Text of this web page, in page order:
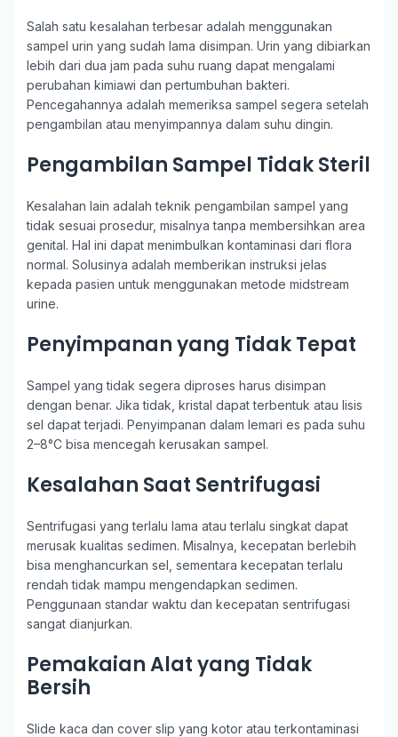
Salah satu kesalahan terbesar adalah menggunakan
sampel urin yang sudah lama disimpan. Urin yang dibiarkan
lebih dari dua jam pada suhu ruang dapat mengalami
perubahan kimiawi dan pertumbuhan bakteri.
Pencegahannya adalah memeriksa sampel segera setelah
pengambilan atau menyimpannya dalam suhu dingin.
Pengambilan Sampel Tidak Steril
Kesalahan lain adalah teknik pengambilan sampel yang
tidak sesuai prosedur, misalnya tanpa membersihkan area
genital. Hal ini dapat menimbulkan kontaminasi dari flora
normal. Solusinya adalah memberikan instruksi jelas
kepada pasien untuk menggunakan metode midstream
urine.
Penyimpanan yang Tidak Tepat
Sampel yang tidak segera diproses harus disimpan
dengan benar. Jika tidak, kristal dapat terbentuk atau lisis
sel dapat terjadi. Penyimpanan dalam lemari es pada suhu
2–8°C bisa mencegah kerusakan sampel.
Kesalahan Saat Sentrifugasi
Sentrifugasi yang terlalu lama atau terlalu singkat dapat
merusak kualitas sedimen. Misalnya, kecepatan berlebih
bisa menghancurkan sel, sementara kecepatan terlalu
rendah tidak mampu mengendapkan sedimen.
Penggunaan standar waktu dan kecepatan sentrifugasi
sangat dianjurkan.
Pemakaian Alat yang Tidak
Bersih
Slide kaca dan cover slip yang kotor atau terkontaminasi